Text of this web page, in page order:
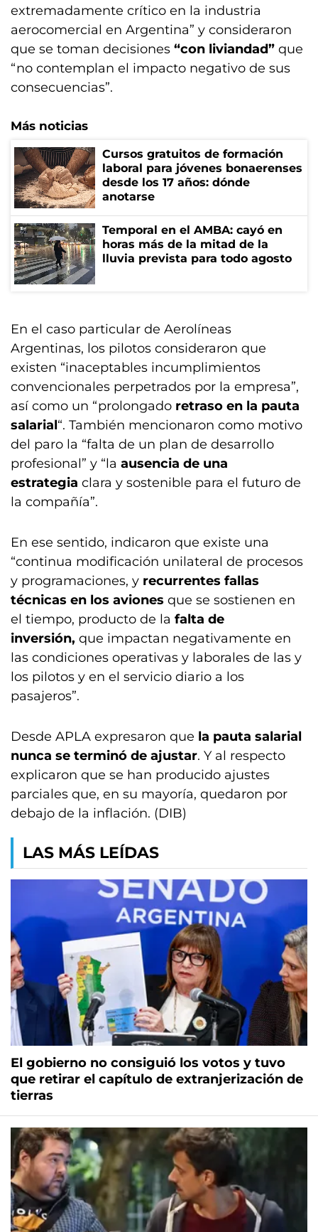
extremadamente crítico en la industria
aerocomercial en Argentina” y consideraron
que se toman decisiones “con liviandad” que
“no contemplan el impacto negativo de sus
consecuencias”.
Más noticias
Cursos gratuitos de formación
laboral para jóvenes bonaerenses
desde los 17 años: dónde
anotarse
Temporal en el AMBA: cayó en
horas más de la mitad de la
lluvia prevista para todo agosto
En el caso particular de Aerolíneas
Argentinas, los pilotos consideraron que
existen “inaceptables incumplimientos
convencionales perpetrados por la empresa”,
así como un “prolongado retraso en la pauta
salarial“. También mencionaron como motivo
del paro la “falta de un plan de desarrollo
profesional” y “la ausencia de una
estrategia clara y sostenible para el futuro de
la compañía”.
En ese sentido, indicaron que existe una
“continua modificación unilateral de procesos
y programaciones, y recurrentes fallas
técnicas en los aviones que se sostienen en
el tiempo, producto de la falta de
inversión, que impactan negativamente en
las condiciones operativas y laborales de las y
los pilotos y en el servicio diario a los
pasajeros”.
Desde APLA expresaron que la pauta salarial
nunca se terminó de ajustar. Y al respecto
explicaron que se han producido ajustes
parciales que, en su mayoría, quedaron por
debajo de la inflación. (DIB)
LAS MÁS LEÍDAS
El gobierno no consiguió los votos y tuvo
que retirar el capítulo de extranjerización de
tierras